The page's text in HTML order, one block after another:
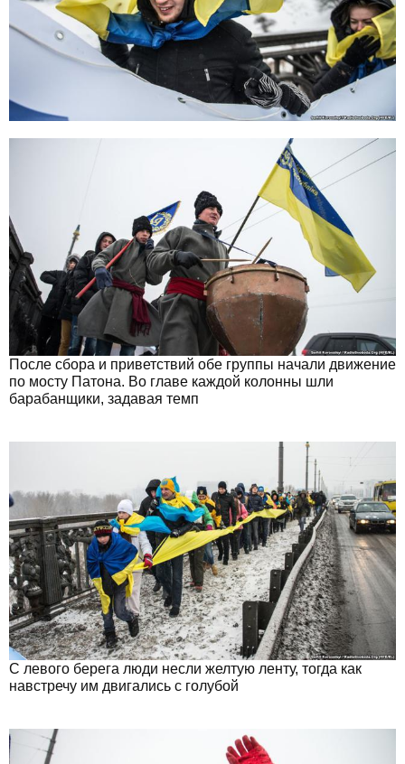
После сбора и приветствий обе группы начали движение
по мосту Патона. Во главе каждой колонны шли
барабанщики, задавая темп
С левого берега люди несли желтую ленту, тогда как
навстречу им двигались с голубой